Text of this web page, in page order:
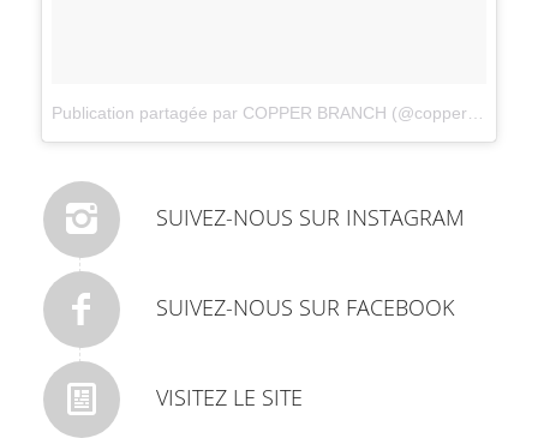
SUIVEZ-NOUS SUR INSTAGRAM
SUIVEZ-NOUS SUR FACEBOOK
VISITEZ LE SITE